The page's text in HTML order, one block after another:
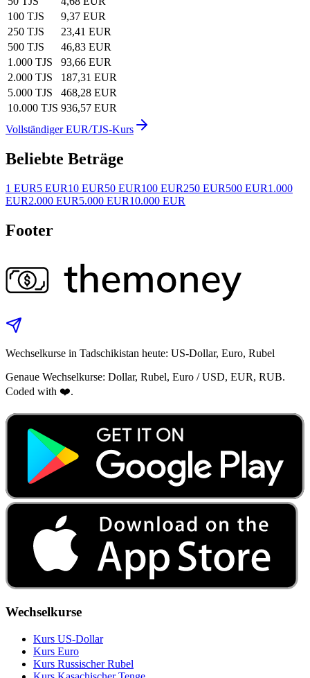
100 TJS
9,37 EUR
250 TJS
23,41 EUR
500 TJS
46,83 EUR
1.000 TJS
93,66 EUR
2.000 TJS
187,31 EUR
5.000 TJS
468,28 EUR
10.000 TJS 936,57 EUR
Vollständiger EUR/TJS-Kurs
Beliebte Beträge
1 EUR5 EUR10 EUR50 EUR100 EUR250 EUR500 EUR1.000
EUR2.000 EUR5.000 EUR10.000 EUR
Footer
Wechselkurse in Tadschikistan heute: US‑Dollar, Euro, Rubel
Genaue Wechselkurse: Dollar, Rubel, Euro / USD, EUR, RUB.
Coded with ❤️.
Wechselkurse
Kurs US‑Dollar
Kurs Euro
Kurs Russischer Rubel